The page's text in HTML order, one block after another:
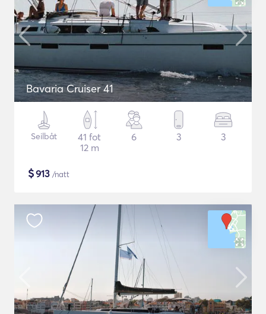
Bavaria Cruiser 41
Seilbåt
41 fot
12 m
6 3 3
$913 /natt